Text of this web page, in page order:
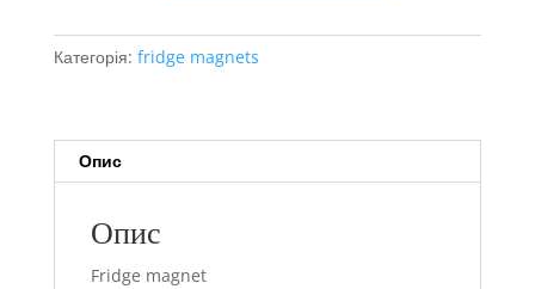
Категорія: fridge magnets
Опис
Опис
Fridge magnet